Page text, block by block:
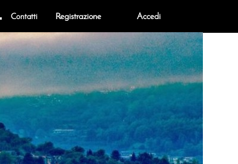
Contatti Registrazione Accedi